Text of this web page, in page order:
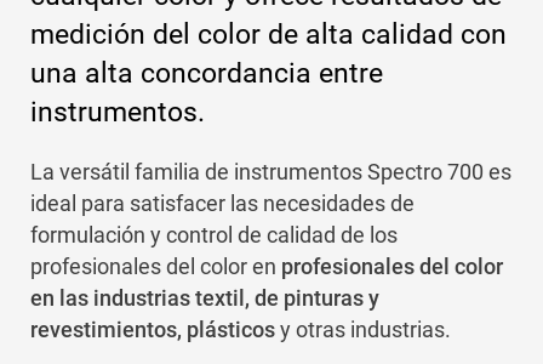
medición del color de alta calidad con
una alta concordancia entre
instrumentos.
La versátil familia de instrumentos Spectro 700 es
ideal para satisfacer las necesidades de
formulación y control de calidad de los
profesionales del color en profesionales del color
en las industrias textil, de pinturas y
revestimientos, plásticosy otras industrias.